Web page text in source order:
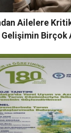
Ailelere Kritik
Birçok